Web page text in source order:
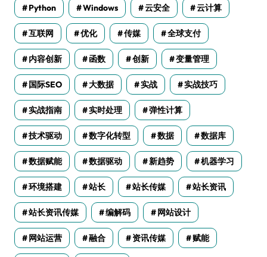
Python Windows 云安全 云计算
互联网 优化 传媒 全球支付
内容创新 函数 创新 变量管理
国际SEO 大数据 实战 实战技巧
实战指南 实时处理 弹性计算
技术驱动 数字化转型 数据 数据库
数据赋能 数据驱动 新趋势 机器学习
环境搭建 站长 站长传媒 站长资讯
站长资讯传媒 编解码 网站设计
网站运营 融合 资讯传媒 赋能